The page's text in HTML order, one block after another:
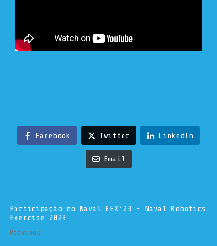
Facebook Twitter LinkedIn
Email
Participação no Naval REX’23 – Naval Robotics
Exercise 2023
Previous